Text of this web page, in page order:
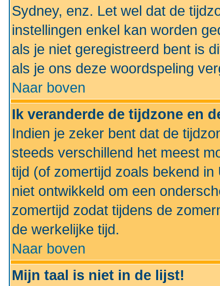
Sydney, enz. Let wel dat de
instellingen enkel kan worden
als je niet geregistreerd bent is
als je ons deze woordspeling
Naar boven
Ik veranderde de tijdzone en
Indien je zeker bent dat de
steeds verschillend het meest
tijd (of zomertijd zoals bekend
niet ontwikkeld om een
zomertijd zodat tijdens de
de werkelijke tijd.
Naar boven
Mijn taal is niet in de lijst!